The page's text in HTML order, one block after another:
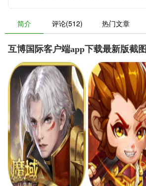
简介 评论(512) 热门文章
互博国际客户端app下载最新版截图